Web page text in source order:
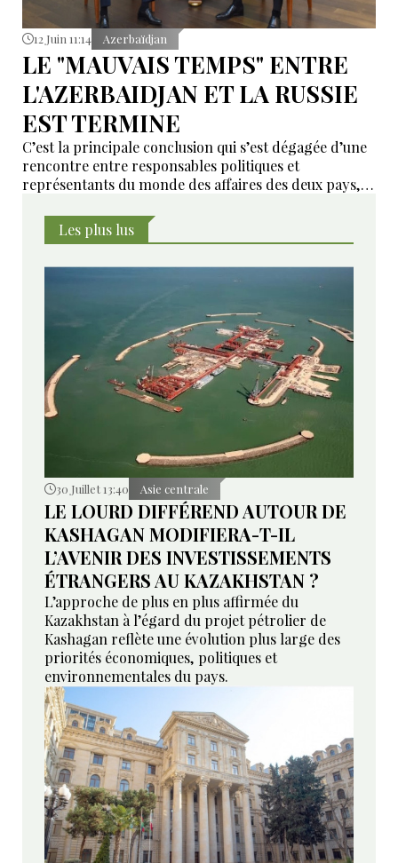
12 Juin 11:14 Azerbaïdjan
LE "MAUVAIS TEMPS" ENTRE
L'AZERBAIDJAN ET LA RUSSIE
EST TERMINE
C’est la principale conclusion qui s’est dégagée d’une
rencontre entre responsables politiques et
représentants du monde des affaires des deux pays,
international de Saint-Pétersbourg.
Les plus lus
30 Juillet 13:40 Asie centrale
LE LOURD DIFFÉREND AUTOUR DE
KASHAGAN MODIFIERA-T-IL
L’AVENIR DES INVESTISSEMENTS
ÉTRANGERS AU KAZAKHSTAN ?
L’approche de plus en plus affirmée du
Kazakhstan à l’égard du projet pétrolier de
Kashagan reflète une évolution plus large des
priorités économiques, politiques et
environnementales du pays.